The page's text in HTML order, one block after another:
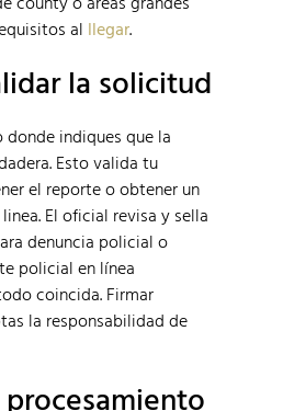
al llegar.
la solicitud
indiques que la
Esto valida tu
el reporte o obtener un
El oficial revisa y sella
denuncia policial o
policial en línea
coincida. Firmar
la responsabilidad de